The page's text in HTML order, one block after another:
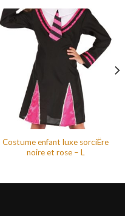
Costume enfant luxe sorciËre
noire et rose – L